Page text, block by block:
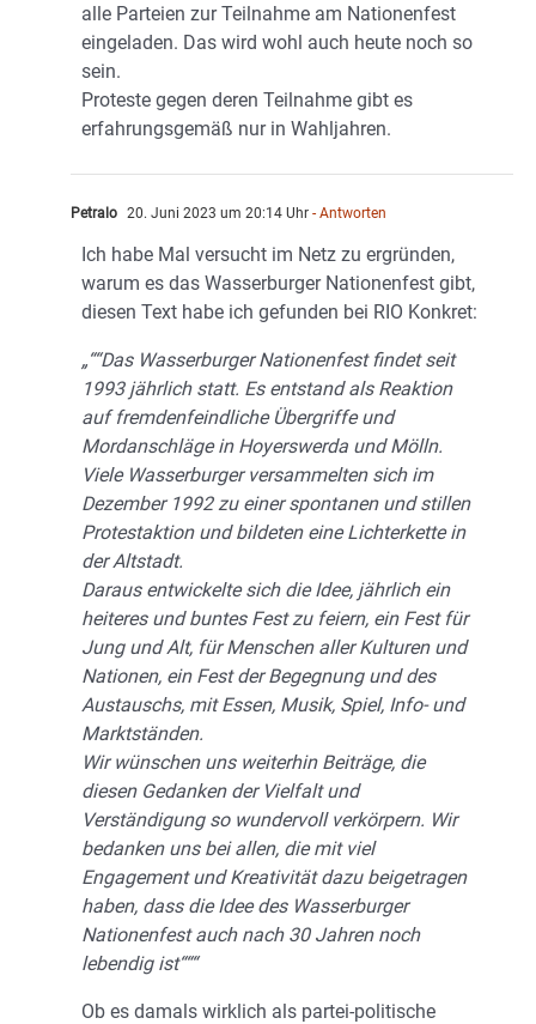
alle Parteien zur Teilnahme am Nationenfest
eingeladen. Das wird wohl auch heute noch so
sein.
Proteste gegen deren Teilnahme gibt es
erfahrungsgemäß nur in Wahljahren.
Petralo 20. Juni 2023 um 20:14 Uhr - Antworten
Ich habe Mal versucht im Netz zu ergründen,
warum es das Wasserburger Nationenfest gibt,
diesen Text habe ich gefunden bei RIO Konkret:
„““Das Wasserburger Nationenfest findet seit
1993 jährlich statt. Es entstand als Reaktion
auf fremdenfeindliche Übergriffe und
Mordanschläge in Hoyerswerda und Mölln.
Viele Wasserburger versammelten sich im
Dezember 1992 zu einer spontanen und stillen
Protestaktion und bildeten eine Lichterkette in
der Altstadt.
Daraus entwickelte sich die Idee, jährlich ein
heiteres und buntes Fest zu feiern, ein Fest für
Jung und Alt, für Menschen aller Kulturen und
Nationen, ein Fest der Begegnung und des
Austauschs, mit Essen, Musik, Spiel, Info- und
Marktständen.
Wir wünschen uns weiterhin Beiträge, die
diesen Gedanken der Vielfalt und
Verständigung so wundervoll verkörpern. Wir
bedanken uns bei allen, die mit viel
Engagement und Kreativität dazu beigetragen
haben, dass die Idee des Wasserburger
Nationenfest auch nach 30 Jahren noch
lebendig ist“““
Ob es damals wirklich als partei-politische